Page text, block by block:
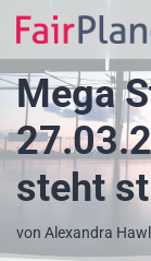
Zum
Inhalt
Mega
steht
von Alexandra